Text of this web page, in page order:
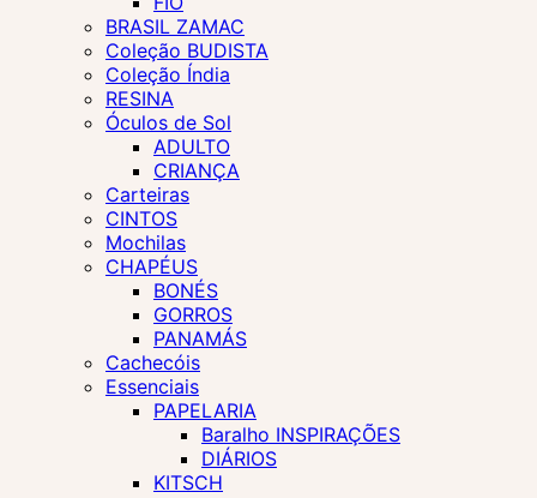
BRASIL ZAMAC
Coleção BUDISTA
Coleção Índia
RESINA
Óculos de Sol
ADULTO
CRIANÇA
Carteiras
CINTOS
Mochilas
CHAPÉUS
BONÉS
GORROS
PANAMÁS
Cachecóis
Essenciais
PAPELARIA
Baralho INSPIRAÇÕES
DIÁRIOS
KITSCH